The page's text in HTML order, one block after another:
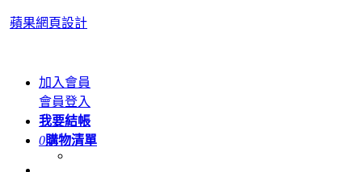
蘋果網頁設計
加入會員
會員登入
我要結帳
0購物清單